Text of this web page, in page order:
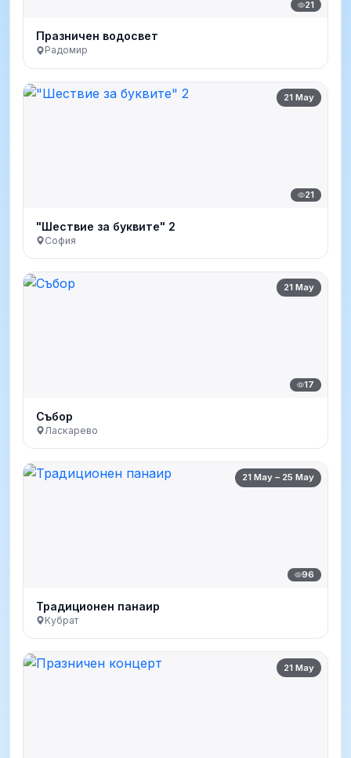
21
Празничен водосвет
Радомир
21 May
21
"Шествие за буквите" 2
София
21 May
17
Събор
Ласкарево
21 May – 25 May
96
Традиционен панаир
Кубрат
21 May